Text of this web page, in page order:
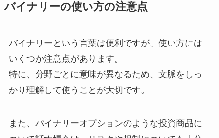
バイナリーの使い方の注意点
バイナリーという言葉は便利ですが、使い方には
いくつか注意点があります。
特に、分野ごとに意味が異なるため、文脈をしっ
かり理解して使うことが大切です。
また、バイナリーオプションのような投資商品に